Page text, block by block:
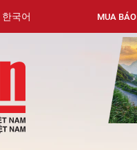
한국어 MUA BÁO